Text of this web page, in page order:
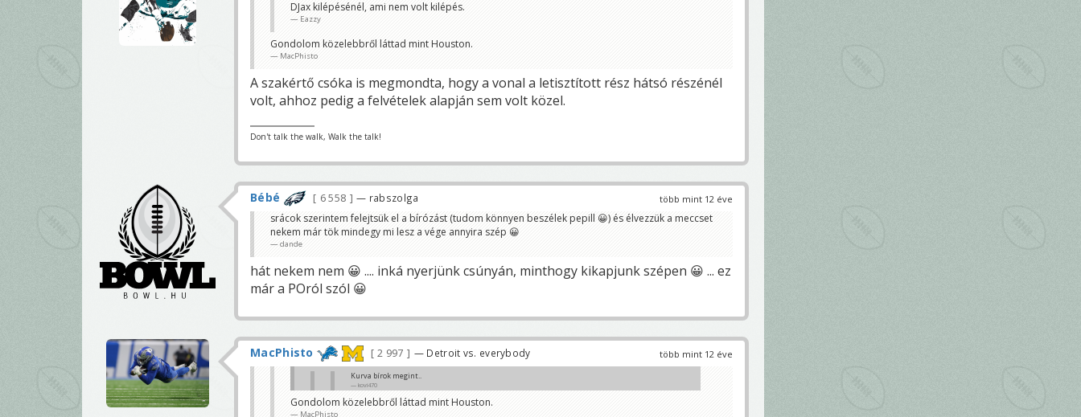
Mikor bíróztunk (ma) jogtalanul?
Bazzani
DJax kilépésénél, ami nem volt kilépés.
Eazzy
Gondolom közelebbről láttad mint Houston.
MacPhisto
A szakértő csóka is megmondta, hogy a vonal a letisztított rész hátsó részénél
volt, ahhoz pedig a felvételek alapján sem volt közel.
Don't talk the walk, Walk the talk!
több mint 12 éve
Bébé 6 558 — rabszolga
srácok szerintem felejtsük el a bírózást (tudom könnyen beszélek pepill 😀) és élvezzük a meccset
nekem már tök mindegy mi lesz a vége annyira szép 😀
dande
hát nekem nem 😀 .... inká nyerjünk csúnyán, minthogy kikapjunk szépen 😀 ... ez
már a POról szól 😀
több mint 12 éve
MacPhisto 2 997 — Detroit vs. everybody
Kurva bírok megint..
kovi470
Mikor bíróztunk (ma) jogtalanul?
Gondolom közelebbről láttad mint Houston.
MacPhisto